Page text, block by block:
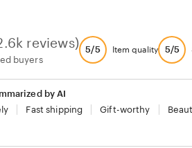
reviews)
buyers
5/5 Item quality 5/5
by AI
Fast shipping Gift-worthy